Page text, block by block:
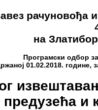
рачуновођа
на
Програмски одбор
01.02.2018. године,
предузећа и